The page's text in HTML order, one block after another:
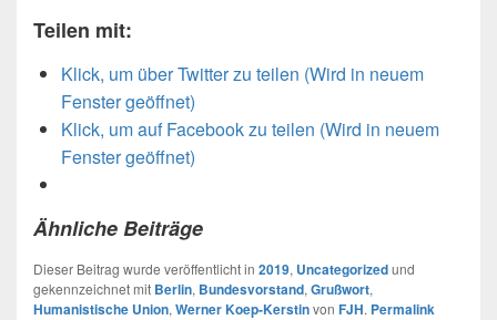
Teilen mit:
Klick, um über Twitter zu teilen (Wird in neuem
Fenster geöffnet)
Klick, um auf Facebook zu teilen (Wird in neuem
Fenster geöffnet)
Ähnliche Beiträge
Dieser Beitrag wurde veröffentlicht in 2019, Uncategorizedund
gekennzeichnet mit Berlin, Bundesvorstand, Grußwort,
Humanistische Union, Werner Koep-Kerstinvon FJH. Permalink